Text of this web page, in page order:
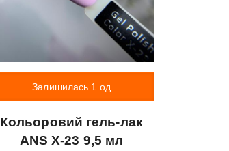
Залишилась 1 од
Кольоровий гель-лак
ANS X-23 9,5 мл